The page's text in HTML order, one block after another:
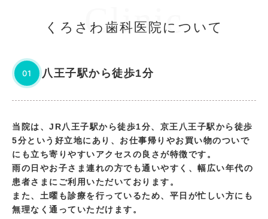
Clinic
くろさわ歯科医院について
01 八王子駅から徒歩1分
当院は、JR八王子駅から徒歩1分、京王八王子駅から徒歩
5分という好立地にあり、お仕事帰りやお買い物のついで
にも立ち寄りやすいアクセスの良さが特徴です。
雨の日やお子さま連れの方でも通いやすく、幅広い年代の
患者さまにご利用いただいております。
また、土曜も診療を行っているため、平日が忙しい方にも
無理なく通っていただけます。